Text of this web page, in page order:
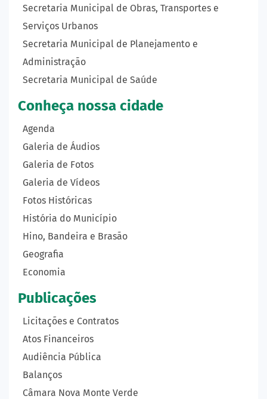
Secretaria Municipal de Obras, Transportes e
Serviços Urbanos
Secretaria Municipal de Planejamento e
Administração
Secretaria Municipal de Saúde
Conheça nossa cidade
Agenda
Galeria de Áudios
Galeria de Fotos
Galeria de Vídeos
Fotos Históricas
História do Município
Hino, Bandeira e Brasão
Geografia
Economia
Publicações
Licitações e Contratos
Atos Financeiros
Audiência Pública
Balanços
Câmara Nova Monte Verde